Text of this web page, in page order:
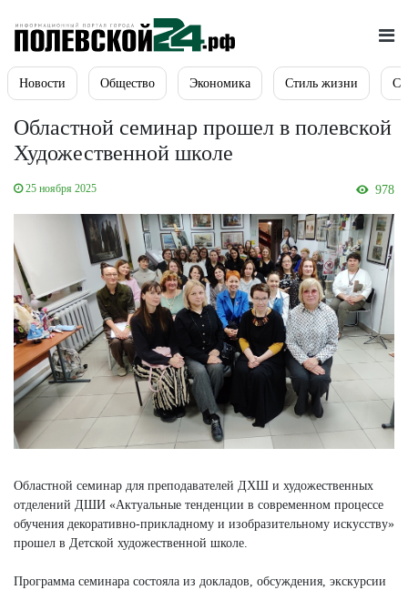
Новости Общество Экономика Стиль жизни
Областной семинар прошел в полевской
Художественной школе
25 ноября 2025 978
Областной семинар для преподавателей ДХШ и художественных
отделений ДШИ «Актуальные тенденции в современном процессе
обучения декоративно-прикладному и изобразительному искусству»
прошел в Детской художественной школе.
Программа семинара состояла из докладов, обсуждения, экскурсии